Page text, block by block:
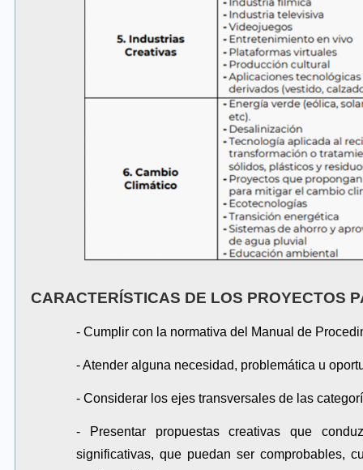
CARACTERÍSTICAS DE LOS PROYECTOS
- Cumplir con la normativa del Manual de
- Atender alguna necesidad, problemática u
- Considerar los ejes transversales de las
- Presentar propuestas creativas que
significativas, que puedan ser comprobables,